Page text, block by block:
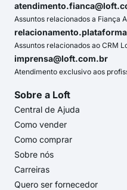
Assuntos relacionados a Fiança
Assuntos relacionados ao CRM
imprensa@loft.com.br
Atendimento exclusivo aos
Sobre a Loft
Central de Ajuda
Como vender
Como comprar
Sobre nós
Carreiras
Quero ser fornecedor